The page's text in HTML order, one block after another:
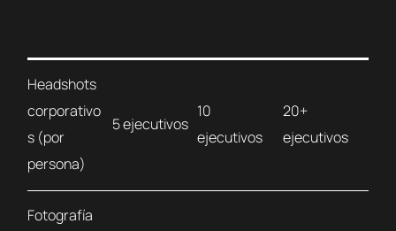
Headshots
corporativo
s (por
persona)
5 ejecutivos
10
ejecutivos
20+
ejecutivos
Fotografía